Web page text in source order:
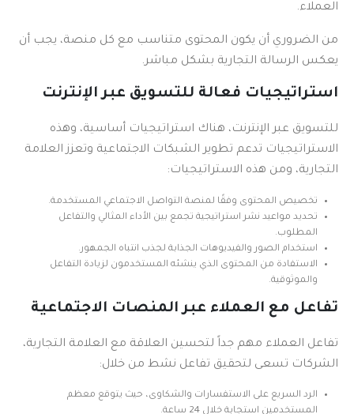
العملاء.
من الضروري أن يكون المحتوى متناسب مع كل منصة، يجب أن
يعكس الرسالة التجارية بشكل مباشر.
استراتيجيات فعالة للتسويق عبر الإنترنت
للتسويق عبر الإنترنت، هناك استراتيجيات أساسية، وهذه
الاستراتيجيات تدعم تطوير الشبكات الاجتماعية وتعزز العلامة
التجارية، ومن هذه الاستراتيجيات:
تخصيص المحتوى وفقًا لمنصة التواصل الاجتماعي المستخدمة.
تحديد مواعيد نشر استراتيجية تجمع بين الأداء المثالي والتفاعل
المطلوب.
استخدام الصور والفيديوهات الجذابة لجذب انتباه الجمهور.
الاستفادة من المحتوى الذي ينشئه المستخدمون لزيادة التفاعل
والموثوقية.
تفاعل مع العملاء عبر المنصات الاجتماعية
تفاعل العملاء مهم جداً لتحسين العلاقة مع العلامة التجارية،
الشركات تسعى لتحقيق تفاعل نشط من خلال:
الرد السريع على الاستفسارات والشكاوى، حيث يتوقع معظم
المستخدمين استجابة خلال 24 ساعة.